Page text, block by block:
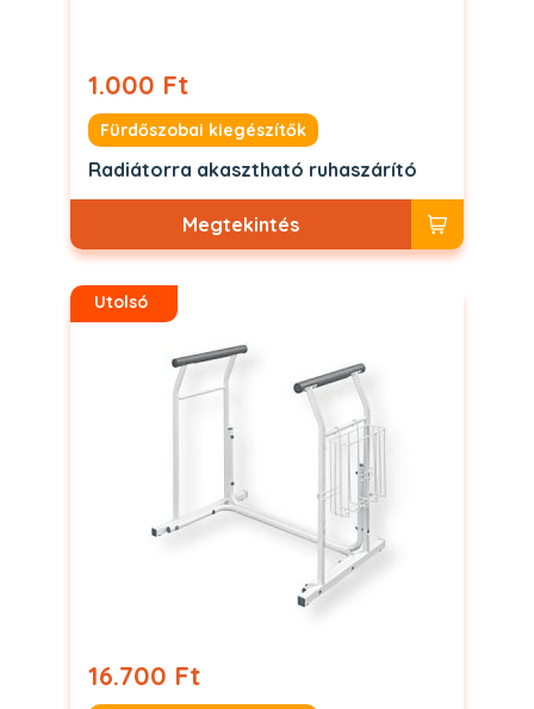
1.000 Ft
Fürdőszobai kiegészítők
Radiátorra akasztható ruhaszárító
Megtekintés
Utolsó
16.700 Ft